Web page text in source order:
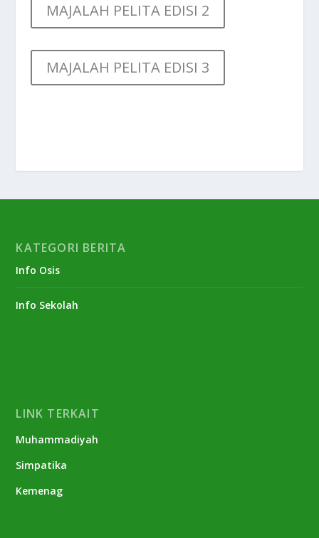
MAJALAH PELITA EDISI 2
MAJALAH PELITA EDISI 3
KATEGORI BERITA
Info Osis
Info Sekolah
LINK TERKAIT
Muhammadiyah
Simpatika
Kemenag